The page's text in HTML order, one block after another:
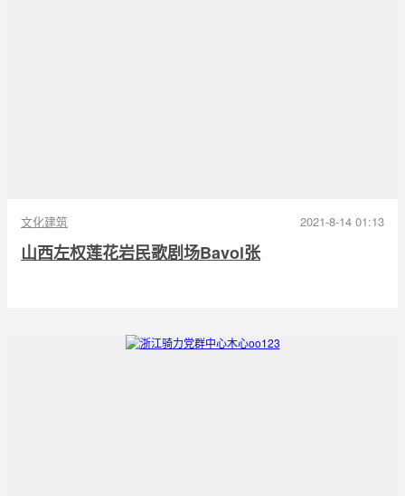
文化建筑 2021-8-14 01:13
山西左权莲花岩民歌剧场Bavol张